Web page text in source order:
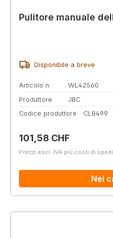
Pulitore manuale
Disponibile a breve
Articolo n.
WL42560
Produttore
JBC
Codice produttore
CL8499
Prezzo normale:
101,58 CHF
Prezzi escl. IVA più costi di
Nel